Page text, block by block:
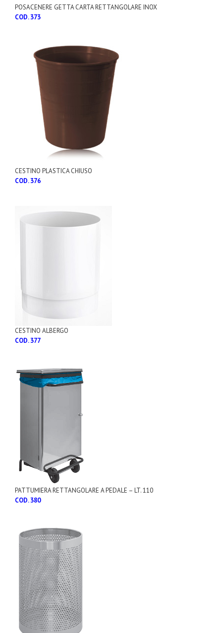
POSACENERE GETTA CARTA RETTANGOLARE INOX
COD. 373
CESTINO PLASTICA CHIUSO
COD. 376
CESTINO ALBERGO
COD. 377
PATTUMIERA RETTANGOLARE A PEDALE – LT. 110
COD. 380